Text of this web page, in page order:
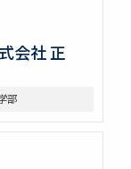
会社 正
部